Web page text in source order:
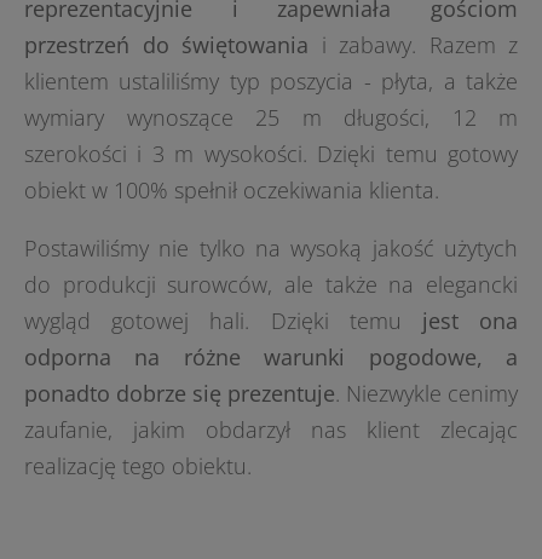
reprezentacyjnie i zapewniała gościom
przestrzeń do świętowania i zabawy. Razem z
klientem ustaliliśmy typ poszycia - płyta, a także
wymiary wynoszące 25 m długości, 12 m
szerokości i 3 m wysokości. Dzięki temu gotowy
obiekt w 100% spełnił oczekiwania klienta.
Postawiliśmy nie tylko na wysoką jakość użytych
do produkcji surowców, ale także na elegancki
wygląd gotowej hali. Dzięki temu jest ona
odporna na różne warunki pogodowe, a
ponadto dobrze się prezentuje. Niezwykle cenimy
zaufanie, jakim obdarzył nas klient zlecając
realizację tego obiektu.